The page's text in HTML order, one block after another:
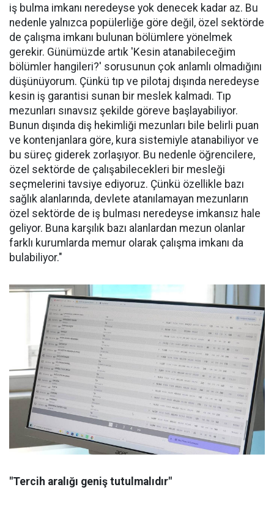
iş bulma imkanı neredeyse yok denecek kadar az. Bu
nedenle yalnızca popülerliğe göre değil, özel sektörde
de çalışma imkanı bulunan bölümlere yönelmek
gerekir. Günümüzde artık 'Kesin atanabileceğim
bölümler hangileri?' sorusunun çok anlamlı olmadığını
düşünüyorum. Çünkü tıp ve pilotaj dışında neredeyse
kesin iş garantisi sunan bir meslek kalmadı. Tıp
mezunları sınavsız şekilde göreve başlayabiliyor.
Bunun dışında diş hekimliği mezunları bile belirli puan
ve kontenjanlara göre, kura sistemiyle atanabiliyor ve
bu süreç giderek zorlaşıyor. Bu nedenle öğrencilere,
özel sektörde de çalışabilecekleri bir mesleği
seçmelerini tavsiye ediyoruz. Çünkü özellikle bazı
sağlık alanlarında, devlete atanılamayan mezunların
özel sektörde de iş bulması neredeyse imkansız hale
geliyor. Buna karşılık bazı alanlardan mezun olanlar
farklı kurumlarda memur olarak çalışma imkanı da
bulabiliyor."
"Tercih aralığı geniş tutulmalıdır"